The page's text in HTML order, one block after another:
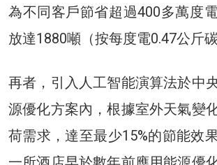
為不同客戶節省超過400多萬度
放達1880噸（按每度電0.47公斤
再者，引入人工智能演算法於中
源優化方案內，根據室外天氣變
荷需求，達至最少15%的節能效